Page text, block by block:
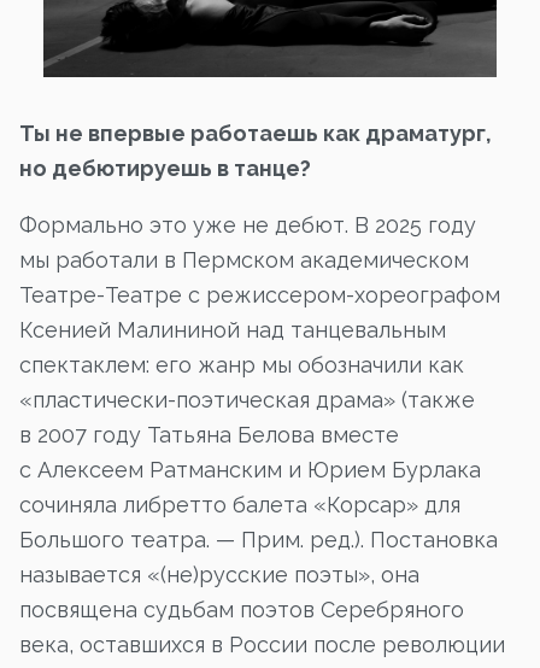
Ты не впервые работаешь как драматург,
но дебютируешь в танце?
Формально это уже не дебют. В 2025 году
мы работали в Пермском академическом
Театре-Театре с режиссером-хореографом
Ксенией Малининой над танцевальным
спектаклем: его жанр мы обозначили как
«пластически-поэтическая драма» (также
в 2007 году Татьяна Белова вместе
с Алексеем Ратманским и Юрием Бурлака
сочиняла либретто балета «Корсар» для
Большого театра. — Прим. ред.). Постановка
называется «(не)русские поэты», она
посвящена судьбам поэтов Серебряного
века, оставшихся в России после революции